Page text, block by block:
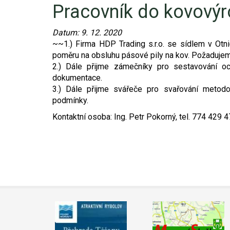
Pracovník do
Datum: 9. 12. 2020
~~1.) Firma HDP Trading s.r.o. se sídlem v
poměru na obsluhu pásové pily na kov.
2.) Dále přijme zámečníky pro sestavování
dokumentace.
3.) Dále přijme svářeče pro svařování
podmínky.
Kontaktní osoba: Ing. Petr Pokorný, tel. 774 429
Video - průlet dronem
Poruchy, omezení
Mapové služby
Kontakty a info
Nabídka práce
Smuteční oznámení